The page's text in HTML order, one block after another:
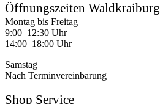
Öffnungszeiten Waldkraiburg
Montag bis Freitag
9:00–12:30 Uhr
14:00–18:00 Uhr
Samstag
Nach Terminvereinbarung
Shop Service